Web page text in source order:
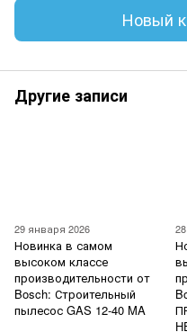
Новый
Другие записи
29 января 2026
Новинка в самом
высоком классе
производительности от
Bosch: Строительный
пылесос GAS 12-40 MA